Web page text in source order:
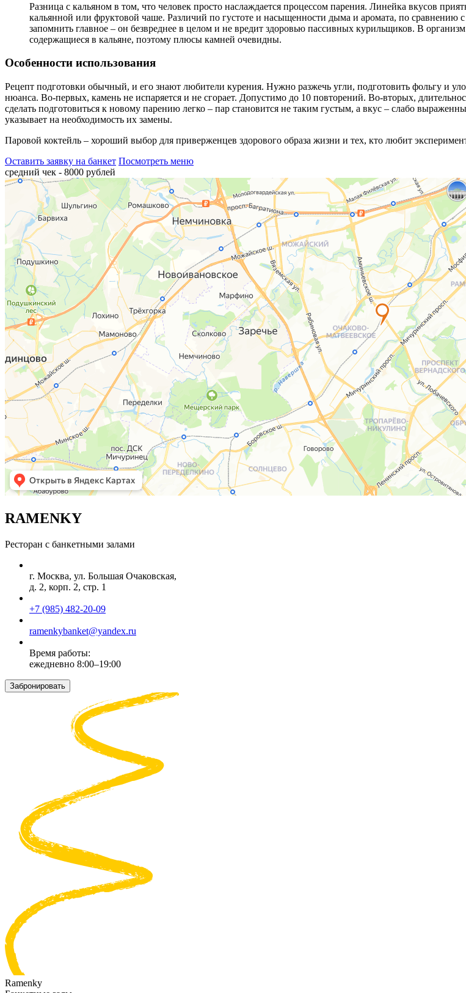
Разница с кальяном в том, что человек просто наслаждается процессом парения. Линейка вкусов
кальянной или фруктовой чаше. Различий по густоте и насыщенности дыма и аромата, по сравнению
запомнить главное – он безвреднее в целом и не вредит здоровью пассивных курильщиков. В
содержащиеся в кальяне, поэтому плюсы камней очевидны.
Особенности использования
Рецепт подготовки обычный, и его знают любители курения. Нужно разжечь угли, подготовить фольгу и
нюанса. Во-первых, камень не испаряется и не сгорает. Допустимо до 10 повторений. Во-вторых,
сделать подготовиться к новому парению легко – пар становится не таким густым, а вкус – слабо
указывает на необходимость их замены.
Паровой коктейль – хороший выбор для приверженцев здорового образа жизни и тех, кто любит
Оставить заявку на банкет Посмотреть меню
средний чек - 8000 рублей
RAMENKY
Ресторан с банкетными залами
г. Москва, ул. Большая Очаковская,
д. 2, корп. 2, стр. 1
+7 (985) 482-20-09
ramenkybanket@yandex.ru
Время работы:
ежедневно 8:00–19:00
Забронировать
Ramenky